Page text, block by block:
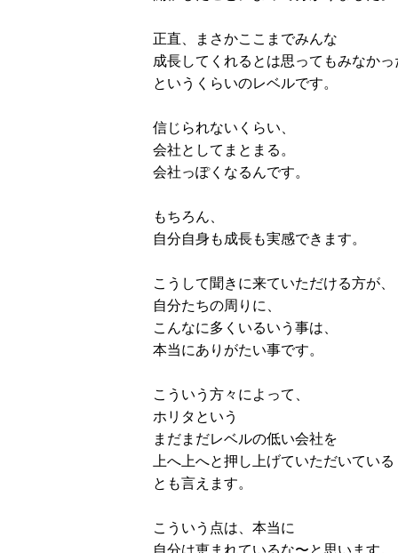
正直、まさかここまでみんな
成長してくれるとは思ってもみなかっ
というくらいのレベルです。
信じられないくらい、
会社としてまとまる。
会社っぽくなるんです。
もちろん、
自分自身も成長も実感できます。
こうして聞きに来ていただける方が、
自分たちの周りに、
こんなに多くいるいう事は、
本当にありがたい事です。
こういう方々によって、
ホリタという
まだまだレベルの低い会社を
上へ上へと押し上げていただいている
とも言えます。
こういう点は、本当に
自分は恵まれているな〜と思います。